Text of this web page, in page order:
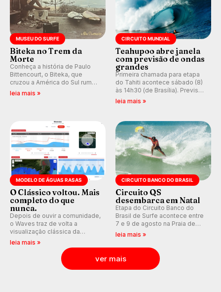
MUSEU DO SURFE
Biteka no Trem da
Morte
Conheça a história de Paulo
Bittencourt, o Biteka, que
cruzou a América do Sul rumo
ao Pacífico em uma jornada
leia mais »
CIRCUITO MUNDIAL
Teahupoo abre janela
com previsão de ondas
grandes
Primeira chamada para etapa
do Tahiti acontece sábado (8)
às 14h30 (de Brasília). Previsão
indica swell consistente.
Kelly Slater convidado.
leia mais »
MODELO DE ÁGUAS RASAS
O Clássico voltou. Mais
completo do que
nunca.
Depois de ouvir a comunidade,
o Waves traz de volta a
visualização clássica da
previsão de águas rasas,
agora integrada à nova
plataforma e com previsão das
ondas para até 16 dias.
leia mais »
CIRCUITO BANCO DO BRASIL
Circuito QS
desembarca em Natal
Etapa do Circuito Banco do
Brasil de Surfe acontece entre
7 e 9 de agosto na Praia de
Miami (RN), em disputas
(QS) 4.000 e pela corrida por
vagas no Challenger Series.
leia mais »
ver mais